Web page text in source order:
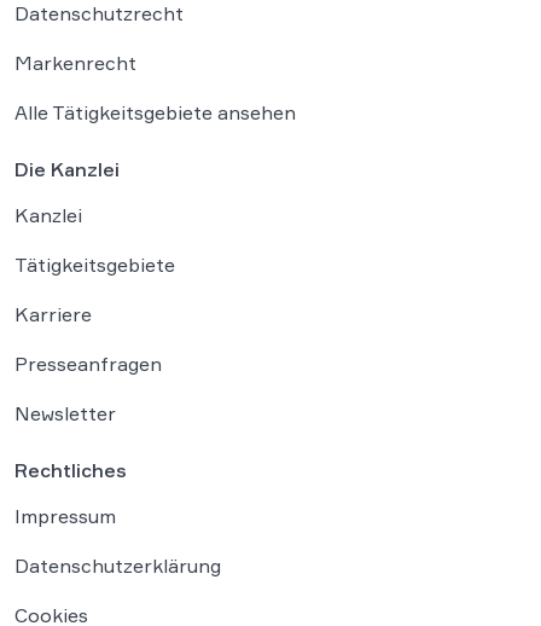
Datenschutzrecht
Markenrecht
Alle Tätigkeitsgebiete ansehen
Die Kanzlei
Kanzlei
Tätigkeitsgebiete
Karriere
Presseanfragen
Newsletter
Rechtliches
Impressum
Datenschutzerklärung
Cookies